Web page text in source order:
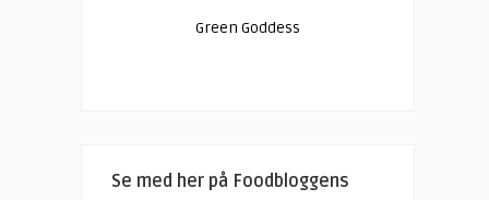
Green Goddess
Se med her på Foodbloggens